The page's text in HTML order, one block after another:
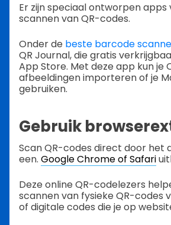
Er zijn speciaal ontworpen apps
scannen van QR-codes.
Onder de beste barcode
QR Journal, die gratis
App Store. Met deze app kun je
afbeeldingen importeren of je
gebruiken.
Gebruik
Scan QR-codes direct door het
een. Google Chrome of Safari
Deze online QR-codelezers
scannen van fysieke QR-codes
of digitale codes die je op